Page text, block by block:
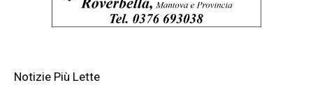
Notizie Più Lette